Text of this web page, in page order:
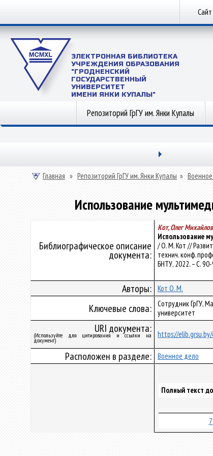
ЭЛЕКТРОННАЯ БИБЛИОТЕКА
УЧРЕЖДЕНИЯ ОБРАЗОВАНИЯ
"ГРОДНЕНСКИЙ
ГОСУДАРСТВЕННЫЙ
УНИВЕРСИТЕТ
ИМЕНИ ЯНКИ КУПАЛЫ"
Репозиторий ГрГУ им. Янки Купалы
Главная » Репозиторий ГрГУ им. Янки Купалы »
Использование
Библиографическое описание
документа:
Кот, Олег
Использование
/ О. М. Кот //
технич. конф.
БНТУ, 2022. – С.
Авторы: Кот О. М.
Ключевые слова:
Сотрудник ГрГУ,
университет
URI документа:
(Используйте для цитирования и ссылки на
документ)
https://
Расположен в разделе: Военное дело
Полный текст